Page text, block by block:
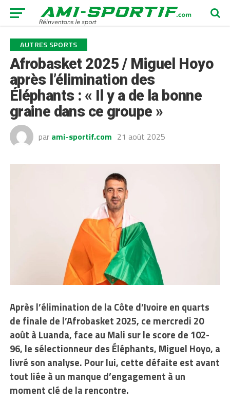
AUTRES SPORTS
Afrobasket 2025 / Miguel Hoyo
après l’élimination des
Éléphants : « Il y a de la bonne
graine dans ce groupe »
par ami-sportif.com 21 août 2025
Après l’élimination de la Côte d’Ivoire en quarts
de finale de l’Afrobasket 2025, ce mercredi 20
août à Luanda, face au Mali sur le score de 102-
96, le sélectionneur des Éléphants, Miguel Hoyo, a
livré son analyse. Pour lui, cette défaite est avant
tout liée à un manque d’engagement à un
moment clé de la rencontre.